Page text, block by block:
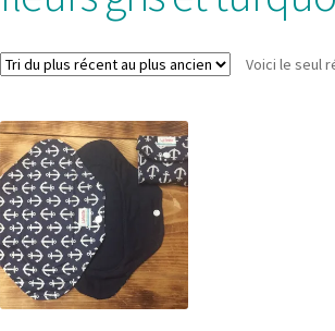
Voici le seul